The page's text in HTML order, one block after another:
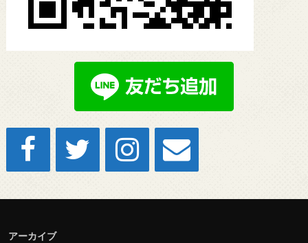
アーカイブ